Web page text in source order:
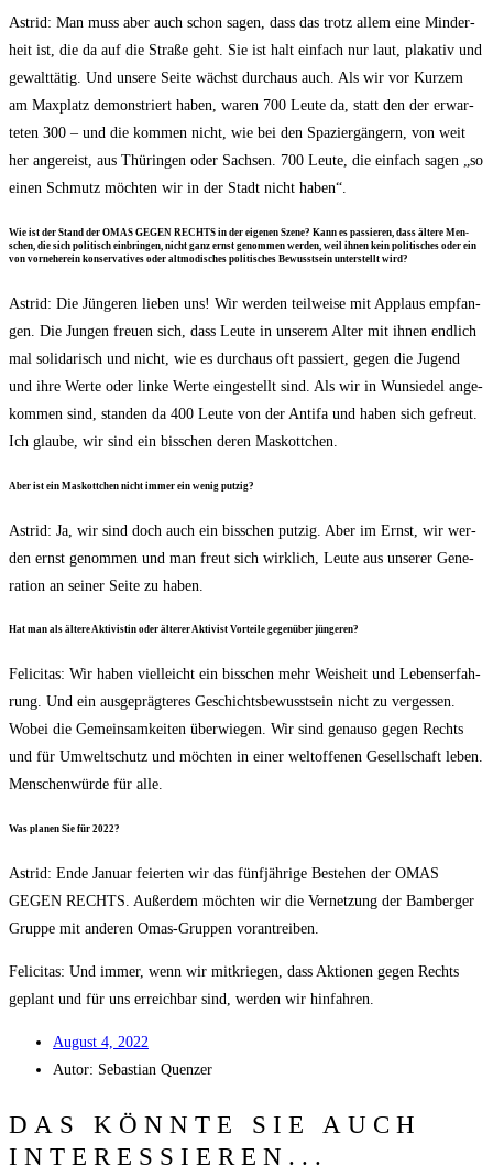
Astrid: Man muss aber auch schon sagen, dass das trotz allem eine Min­der­
heit ist, die da auf die Stra­ße geht. Sie ist halt ein­fach nur laut, pla­ka­tiv und
gewalt­tä­tig. Und unse­re Sei­te wächst durch­aus auch. Als wir vor Kur­zem
am Max­platz demons­triert haben, waren 700 Leu­te da, statt den der erwar­
te­ten 300 – und die kom­men nicht, wie bei den Spa­zier­gän­gern, von weit
her ange­reist, aus Thü­rin­gen oder Sach­sen. 700 Leu­te, die ein­fach sagen „so
einen Schmutz möch­ten wir in der Stadt nicht haben“.
Wie ist der Stand der OMAS GEGEN RECHTS in der eige­nen Sze­ne? Kann es pas­sie­ren, dass älte­re Men­
schen, die sich poli­tisch ein­brin­gen, nicht ganz ernst genom­men wer­den, weil ihnen kein poli­ti­sches oder ein
von vor­ne­her­ein kon­ser­va­ti­ves oder alt­mo­di­sches poli­ti­sches Bewusst­sein unter­stellt wird?
Astrid: Die Jün­ge­ren lie­ben uns! Wir wer­den teil­wei­se mit Applaus emp­fan­
gen. Die Jun­gen freu­en sich, dass Leu­te in unse­rem Alter mit ihnen end­lich
mal soli­da­risch und nicht, wie es durch­aus oft pas­siert, gegen die Jugend
und ihre Wer­te oder lin­ke Wer­te ein­ge­stellt sind. Als wir in Wun­sie­del ange­
kom­men sind, stan­den da 400 Leu­te von der Anti­fa und haben sich gefreut.
Ich glau­be, wir sind ein biss­chen deren Maskottchen.
Aber ist ein Mas­kott­chen nicht immer ein wenig putzig?
Astrid: Ja, wir sind doch auch ein biss­chen put­zig. Aber im Ernst, wir wer­
den ernst genom­men und man freut sich wirk­lich, Leu­te aus unse­rer Gene­
ra­ti­on an sei­ner Sei­te zu haben.
Hat man als älte­re Akti­vis­tin oder älte­rer Akti­vist Vor­tei­le gegen­über jüngeren?
Feli­ci­tas: Wir haben viel­leicht ein biss­chen mehr Weis­heit und Lebens­er­fah­
rung. Und ein aus­ge­präg­te­res Geschichts­be­wusst­sein nicht zu ver­ges­sen.
Wobei die Gemein­sam­kei­ten über­wie­gen. Wir sind genau­so gegen Rechts
und für Umwelt­schutz und möch­ten in einer welt­of­fe­nen Gesell­schaft leben.
Men­schen­wür­de für alle.
Was pla­nen Sie für 2022?
Astrid: Ende Janu­ar fei­er­ten wir das fünf­jäh­ri­ge Bestehen der OMAS
GEGEN RECHTS. Außer­dem möch­ten wir die Ver­net­zung der Bam­ber­ger
Grup­pe mit ande­ren Omas-Grup­pen vorantreiben.
Feli­ci­tas: Und immer, wenn wir mit­krie­gen, dass Aktio­nen gegen Rechts
geplant und für uns erreich­bar sind, wer­den wir hinfahren.
August 4, 2022
Autor: Sebas­ti­an Quenzer
DAS KÖNNTE SIE AUCH
INTERESSIEREN...